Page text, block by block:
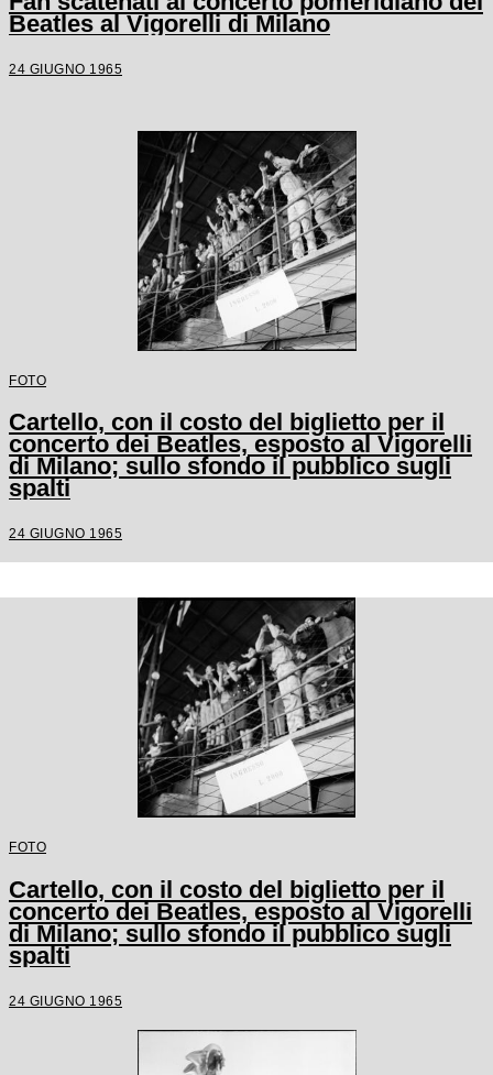
Beatles al Vigorelli di Milano
24 GIUGNO 1965
FOTO
Cartello, con il costo del biglietto per il
concerto dei Beatles, esposto al Vigorelli
di Milano; sullo sfondo il pubblico sugli
spalti
24 GIUGNO 1965
FOTO
Cartello, con il costo del biglietto per il
concerto dei Beatles, esposto al Vigorelli
di Milano; sullo sfondo il pubblico sugli
spalti
24 GIUGNO 1965